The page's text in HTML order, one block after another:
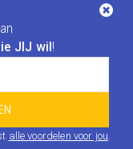
JIJ wil !
alle voordelen voor jou.